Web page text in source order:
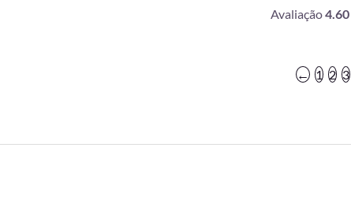
Avaliação4.60
← 1 2 3